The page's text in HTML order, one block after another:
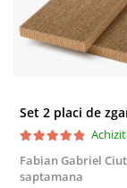
Fabian Gabriel
saptamana